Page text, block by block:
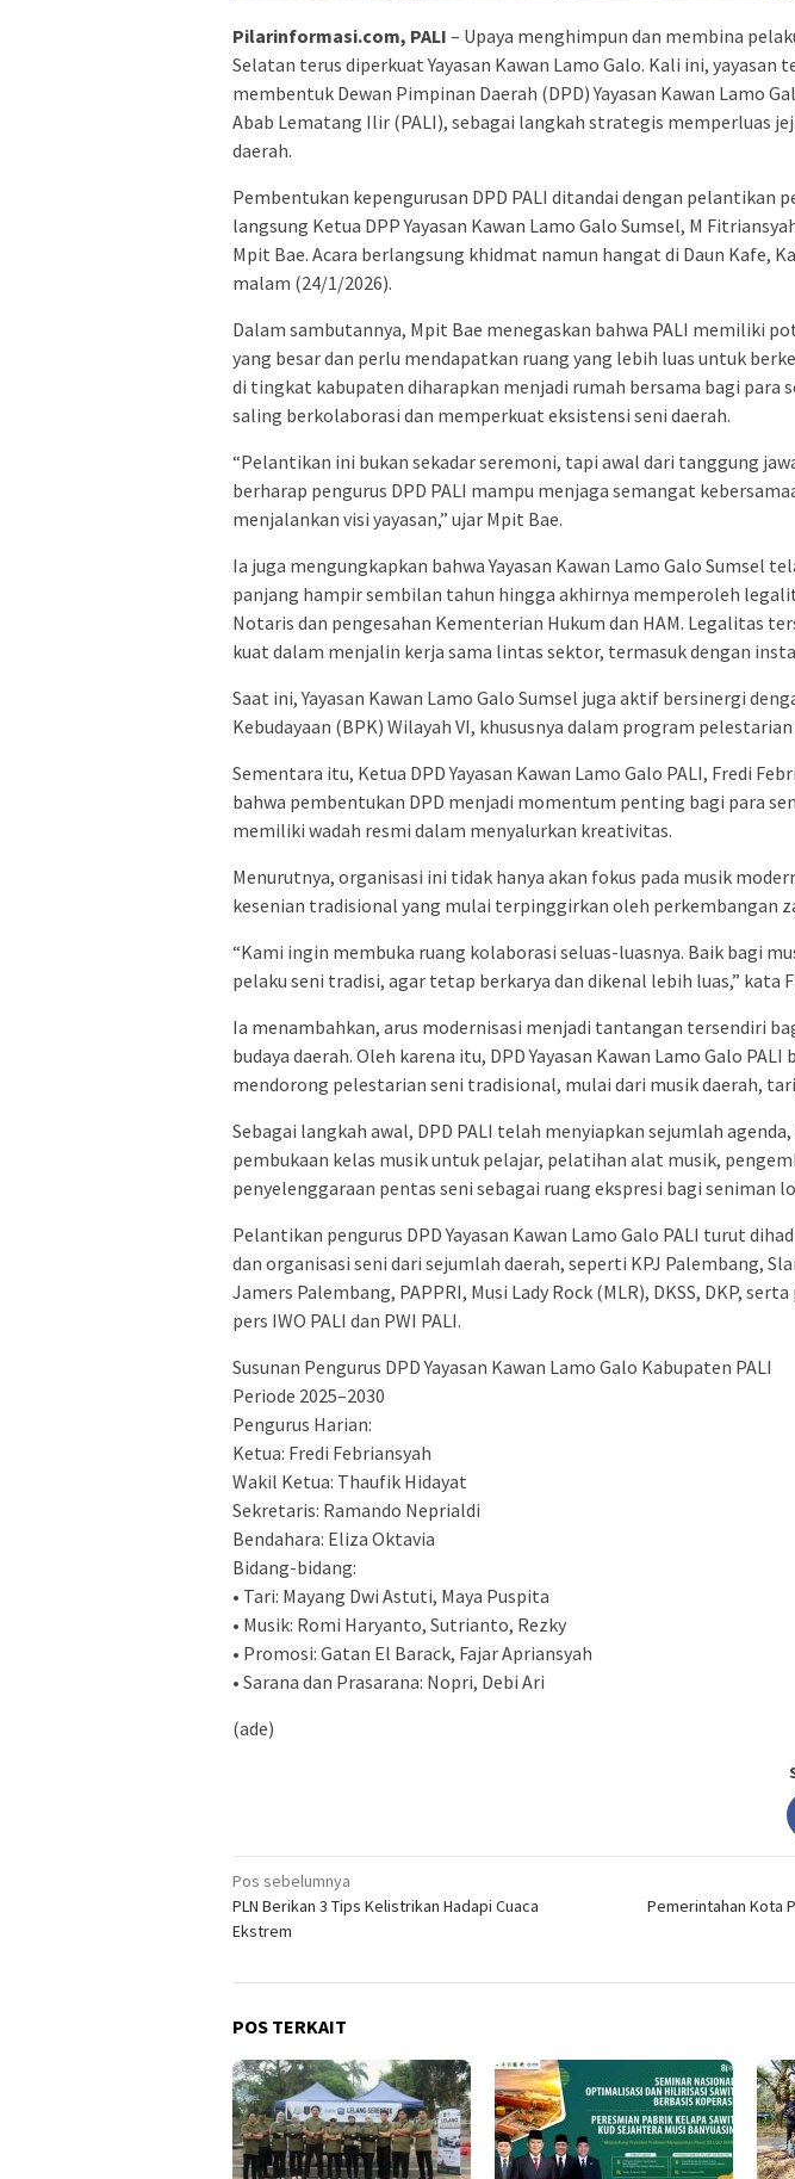
Pilarinformasi.com, PALI – Upaya menghimpun dan membina
Selatan terus diperkuat Yayasan Kawan Lamo Galo. Kali ini, yayasan
membentuk Dewan Pimpinan Daerah (DPD) Yayasan Kawan Lamo
Abab Lematang Ilir (PALI), sebagai langkah strategis memperluas
daerah.
Pembentukan kepengurusan DPD PALI ditandai dengan pelantikan
langsung Ketua DPP Yayasan Kawan Lamo Galo Sumsel, M
Mpit Bae. Acara berlangsung khidmat namun hangat di Daun Kafe,
malam (24/1/2026).
Dalam sambutannya, Mpit Bae menegaskan bahwa PALI memiliki
yang besar dan perlu mendapatkan ruang yang lebih luas untuk
di tingkat kabupaten diharapkan menjadi rumah bersama bagi para
saling berkolaborasi dan memperkuat eksistensi seni daerah.
“Pelantikan ini bukan sekadar seremoni, tapi awal dari tanggung
berharap pengurus DPD PALI mampu menjaga semangat
menjalankan visi yayasan,” ujar Mpit Bae.
Ia juga mengungkapkan bahwa Yayasan Kawan Lamo Galo Sumsel
panjang hampir sembilan tahun hingga akhirnya memperoleh
Notaris dan pengesahan Kementerian Hukum dan HAM. Legalitas
kuat dalam menjalin kerja sama lintas sektor, termasuk dengan
Saat ini, Yayasan Kawan Lamo Galo Sumsel juga aktif bersinergi
Kebudayaan (BPK) Wilayah VI, khususnya dalam program
Sementara itu, Ketua DPD Yayasan Kawan Lamo Galo PALI, Fredi
bahwa pembentukan DPD menjadi momentum penting bagi para
memiliki wadah resmi dalam menyalurkan kreativitas.
Menurutnya, organisasi ini tidak hanya akan fokus pada musik
kesenian tradisional yang mulai terpinggirkan oleh perkembangan
“Kami ingin membuka ruang kolaborasi seluas-luasnya. Baik bagi
pelaku seni tradisi, agar tetap berkarya dan dikenal lebih luas,” kata
Ia menambahkan, arus modernisasi menjadi tantangan tersendiri
budaya daerah. Oleh karena itu, DPD Yayasan Kawan Lamo Galo
mendorong pelestarian seni tradisional, mulai dari musik daerah,
Sebagai langkah awal, DPD PALI telah menyiapkan sejumlah
pembukaan kelas musik untuk pelajar, pelatihan alat musik,
penyelenggaraan pentas seni sebagai ruang ekspresi bagi seniman
Pelantikan pengurus DPD Yayasan Kawan Lamo Galo PALI turut
dan organisasi seni dari sejumlah daerah, seperti KPJ Palembang,
Jamers Palembang, PAPPRI, Musi Lady Rock (MLR), DKSS, DKP,
pers IWO PALI dan PWI PALI.
Susunan Pengurus DPD Yayasan Kawan Lamo Galo Kabupaten PALI
Periode 2025–2030
Pengurus Harian:
Ketua: Fredi Febriansyah
Wakil Ketua: Thaufik Hidayat
Sekretaris: Ramando Neprialdi
Bendahara: Eliza Oktavia
Bidang-bidang:
• Tari: Mayang Dwi Astuti, Maya Puspita
• Musik: Romi Haryanto, Sutrianto, Rezky
• Promosi: Gatan El Barack, Fajar Apriansyah
• Sarana dan Prasarana: Nopri, Debi Ari
(ade)
Navigasi
pos
Pos sebelumnya
PLN Berikan 3 Tips Kelistrikan Hadapi Cuaca
Ekstrem
Pemerintahan Kota
POS TERKAIT